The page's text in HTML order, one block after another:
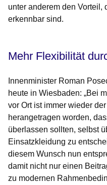
unter anderem den Vorteil,
erkennbar sind.
Mehr Flexibilität
Innenminister Roman
heute in Wiesbaden: „Bei
vor Ort ist immer wieder
herangetragen worden,
überlassen sollten, selbst
Einsatzkleidung zu
diesem Wunsch nun
damit nicht nur einen
zu modernen